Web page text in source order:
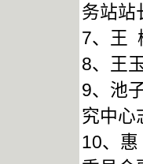
务站站
7、王
8、王
9、池
究中心
10、